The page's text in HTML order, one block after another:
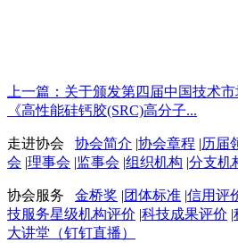
上一篇：关于颁发第四届中国技术
《高性能硅钙胶(SRC)高分子...
走进协会 协会简介 |协会章程 |历届
会 |理事会 |监事会 |组织机构 |分支机
协会服务 金桥奖 |团体标准 |信用评
技服务星级机构评价 |科技成果评价 |
大讲堂（钉钉直播）